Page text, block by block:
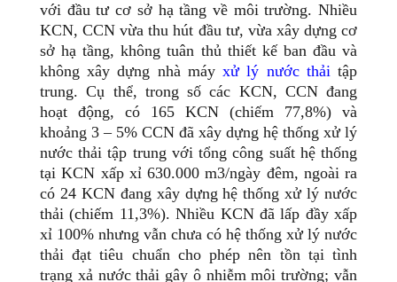
với đầu tư cơ sở hạ tầng về môi trường. Nhiều
KCN, CCN vừa thu hút đầu tư, vừa xây dựng cơ
sở hạ tầng, không tuân thủ thiết kế ban đầu và
không xây dựng nhà máyxử lý nước thảitập
trung. Cụ thể, trong số các KCN, CCN đang
hoạt động, có 165 KCN (chiếm 77,8%) và
khoảng 3 – 5% CCN đã xây dựng hệ thống xử lý
nước thải tập trung với tổng công suất hệ thống
tại KCN xấp xỉ 630.000 m3/ngày đêm, ngoài ra
có 24 KCN đang xây dựng hệ thống xử lý nước
thải (chiếm 11,3%). Nhiều KCN đã lấp đầy xấp
xỉ 100% nhưng vẫn chưa có hệ thống xử lý nước
thải đạt tiêu chuẩn cho phép nên tồn tại tình
trạng xả nước thải gây ô nhiễm môi trường; vẫn